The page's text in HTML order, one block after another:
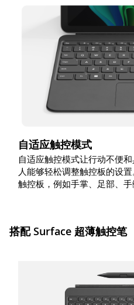
自适应触控模式
自适应触控模式让行动不便
人能够轻松调整触控板的设
触控板，例如手掌、足部、手
搭配 Surface 超薄触控笔